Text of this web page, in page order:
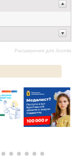
Расширения для Joomla